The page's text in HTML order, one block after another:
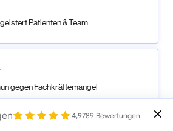
Patienten & Team
gegen Fachkräftemangel
4,9789 Bewertungen